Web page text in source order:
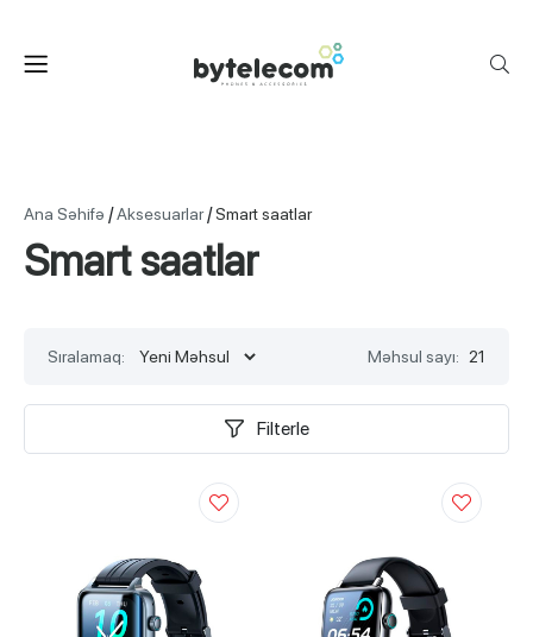
Ana Səhifə /Aksesuarlar/Smart saatlar
Smart saatlar
Sıralamaq: Məhsul sayı: 21
Filterle